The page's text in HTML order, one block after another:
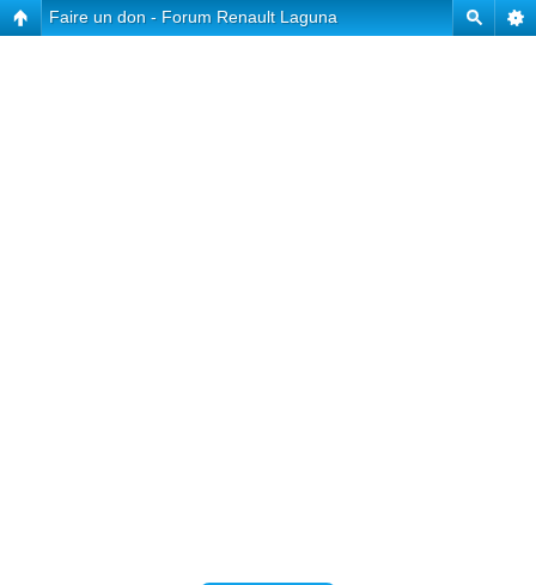
Faire un don - Forum Renault Laguna